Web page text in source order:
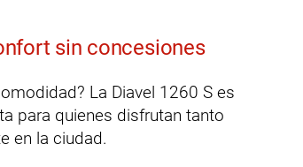
sin concesiones
La Diavel 1260 S es
para quienes disfrutan tanto
en la ciudad.